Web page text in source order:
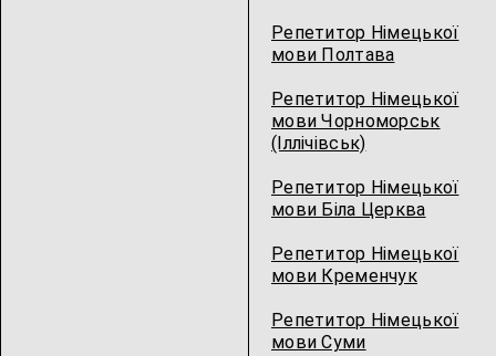
Репетитор Німецької
мови Полтава
Репетитор Німецької
мови Чорноморськ
(Іллічівськ)
Репетитор Німецької
мови Біла Церква
Репетитор Німецької
мови Кременчук
Репетитор Німецької
мови Суми